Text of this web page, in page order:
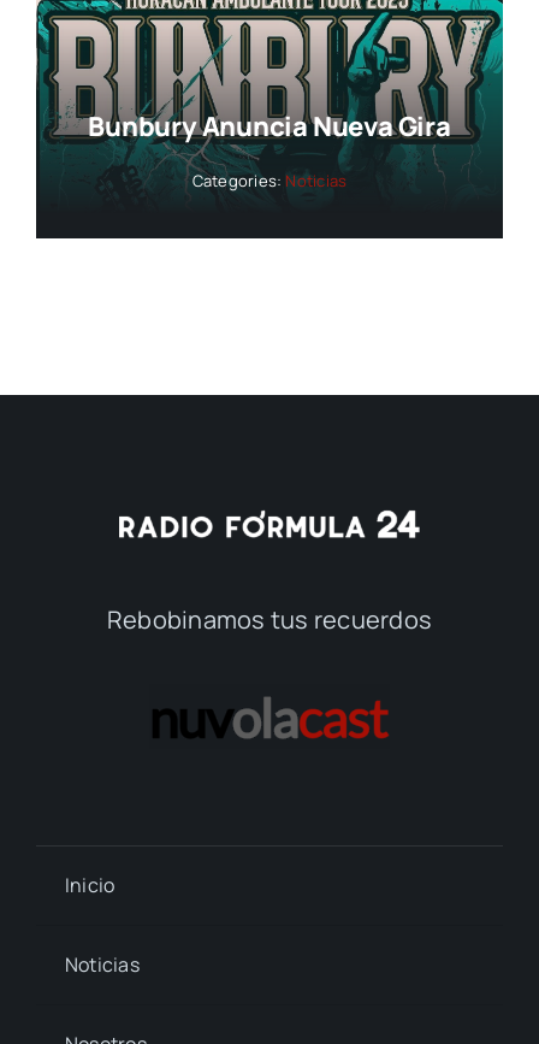
Bunbury Anuncia Nueva Gira
Categories: Noticias
Rebobinamos tus recuerdos
Inicio
Noticias